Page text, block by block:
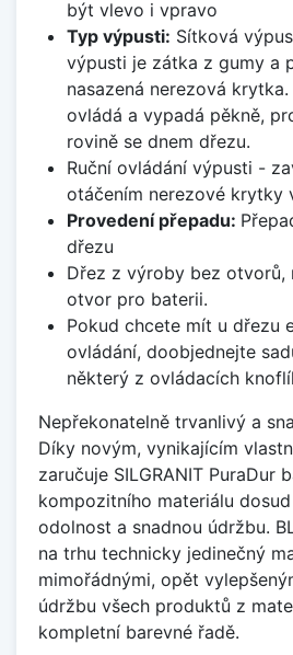
být vlevo i vpravo
Typ výpusti: Sítková
výpusti je zátka z gumy a
nasazená nerezová
ovládá a vypadá pěkně,
rovině se dnem dřezu.
Ruční ovládání výpusti -
otáčením nerezové krytky
Provedení přepadu:
dřezu
Dřez z výroby bez otvorů,
otvor pro baterii.
Pokud chcete mít u dřezu
ovládání, doobjednejte
některý z ovládacích
Nepřekonatelně trvanlivý a
Díky novým, vynikajícím
zaručuje SILGRANIT PuraDur
kompozitního materiálu
odolnost a snadnou údržbu.
na trhu technicky jedinečný
mimořádnými, opět
údržbu všech produktů z
kompletní barevné řadě.